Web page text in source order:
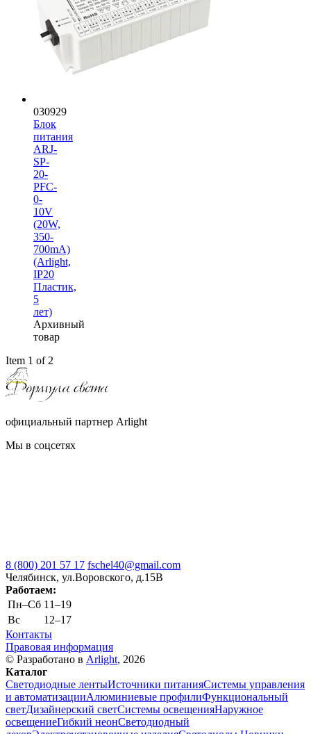
030929
Блок
питания
ARJ-
SP-
20-
PFC-
0-
10V
(20W,
350-
700mA)
(Arlight,
IP20
Пластик,
5
лет)
Архивный
товар
Item 1 of 2
официальный партнер Arlight
Мы в соцсетях
8 (800) 201 57 17 fschel40@gmail.com
Челябинск, ул.Воровского, д.15В
Работаем:
Пн–Cб 11–19
Вс
12–17
Контакты
Правовая информация
© Разработано в Arlight, 2026
Каталог
Светодиодные лентыИсточники питанияСистемы управления
и автоматизацииАлюминиевые профилиФункциональный
светДизайнерский светСистемы освещенияНаружное
освещениеГибкий неонСветодиодный